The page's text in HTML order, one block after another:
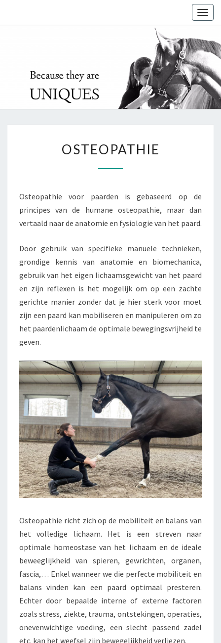
S
E
T
H
E
OSTEOPATHIE
Osteopathie voor paarden is gebaseerd op de
principes van de humane osteopathie, maar dan
vertaald naar de anatomie en fysiologie van het paard.
Door gebruik van specifieke manuele technieken,
grondige kennis van anatomie en biomechanica,
gebruik van het eigen lichaamsgewicht van het paard
en zijn reflexen is het mogelijk om op een zachte
gerichte manier zonder dat je hier sterk voor moet
zijn een paard kan mobiliseren en manipuleren om zo
het paardenlichaam de optimale bewegingsvrijheid te
geven.
Osteopathie richt zich op de mobiliteit en balans van
het volledige lichaam. Het is een streven naar
optimale homeostase van het lichaam en de ideale
beweeglijkheid van spieren, gewrichten, organen,
fascia,… Enkel wanneer we die perfecte mobiliteit en
balans vinden kan een paard optimaal presteren.
Echter door bepaalde interne of externe factoren
zoals stress, ziekte, trauma, ontstekingen, operaties,
onevenwichtige voeding, een slecht passend zadel
etc. kan het weefsel zijn bewegelijkheid verliezen.